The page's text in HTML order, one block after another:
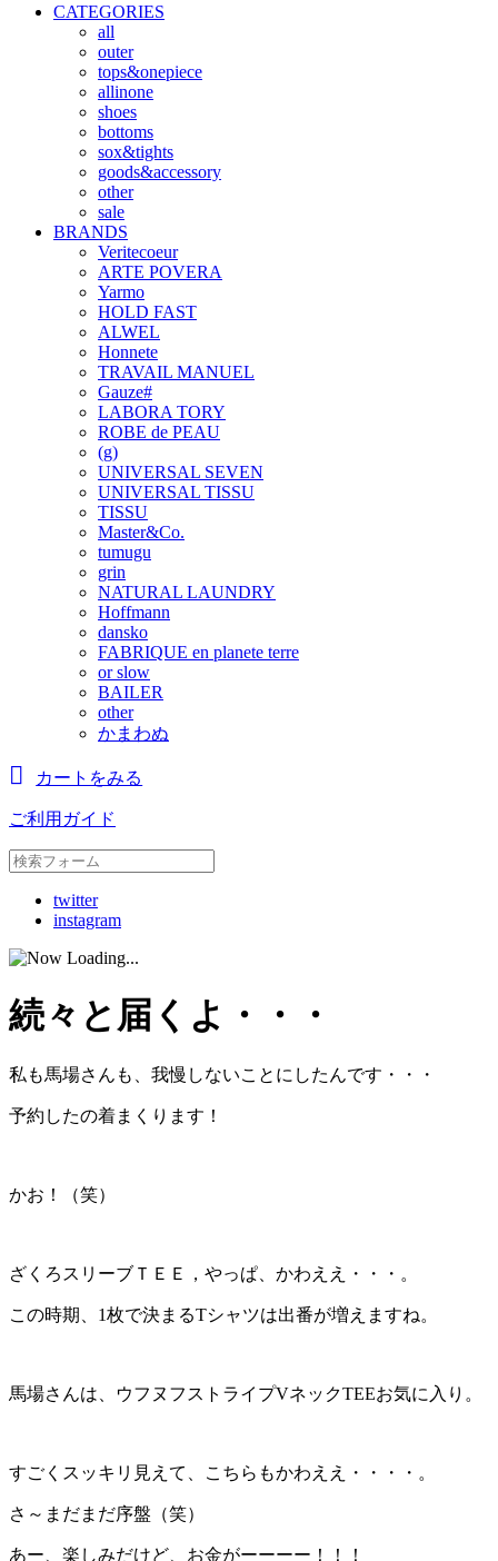
CATEGORIES
all
outer
tops&onepiece
allinone
shoes
bottoms
sox&tights
goods&accessory
other
sale
BRANDS
Veritecoeur
ARTE POVERA
Yarmo
HOLD FAST
ALWEL
Honnete
TRAVAIL MANUEL
Gauze#
LABORA TORY
ROBE de PEAU
(g)
UNIVERSAL SEVEN
UNIVERSAL TISSU
TISSU
Master&Co.
tumugu
grin
NATURAL LAUNDRY
Hoffmann
dansko
FABRIQUE en planete terre
or slow
BAILER
other
かまわぬ
カートをみる
ご利用ガイド
twitter
instagram
続々と届くよ・・・
私も馬場さんも、我慢しないことにしたんです・・・
予約したの着まくります！
かお！（笑）
ざくろスリーブＴＥＥ，やっぱ、かわええ・・・。
この時期、1枚で決まるTシャツは出番が増えますね。
馬場さんは、ウフヌフストライプVネックTEEお気に入り。
すごくスッキリ見えて、こちらもかわええ・・・・。
さ～まだまだ序盤（笑）
あー、楽しみだけど、お金がーーーー！！！